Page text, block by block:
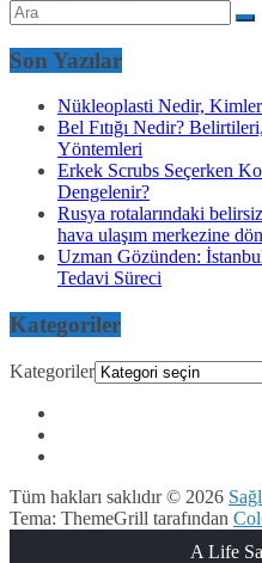
Son Yazılar
Nükleoplasti Nedir,
Bel Fıtığı Nedir?
Yöntemleri
Erkek Scrubs Seçerken
Dengelenir?
Rusya rotalarındaki
hava ulaşım merkezine
Uzman Gözünden:
Tedavi Süreci
Kategoriler
Kategoriler
Tüm hakları saklıdır © 2026
Tema: ThemeGrill tarafından
A Life